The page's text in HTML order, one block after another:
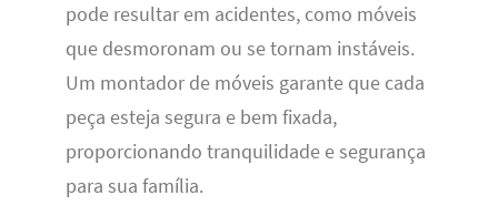
pode resultar em acidentes, como móveis
que desmoronam ou se tornam instáveis.
Um montador de móveis garante que cada
peça esteja segura e bem fixada,
proporcionando tranquilidade e segurança
para sua família.